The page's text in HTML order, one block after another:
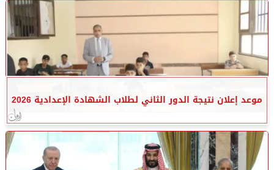
موعد إعلان نتيجة الدور الثاني لطلاب الشهادة الإعدادية 2026